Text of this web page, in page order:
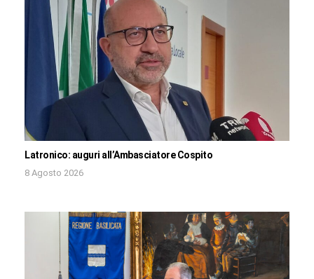
Latronico: auguri all’Ambasciatore Cospito
8 Agosto 2026